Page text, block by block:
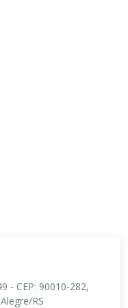
- CEP: 90010-282,
RS